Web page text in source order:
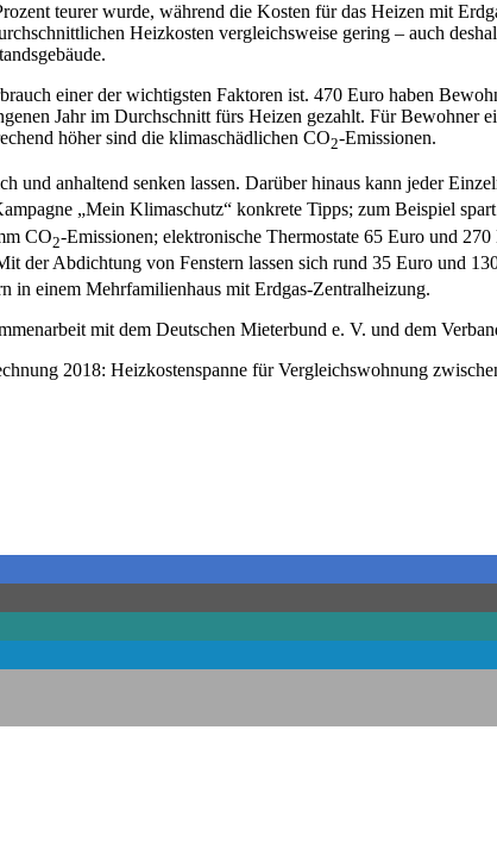
teurer wurde, während die Kosten für das Heizen mit
Heizkosten vergleichsweise gering – auch
einer der wichtigsten Faktoren ist. 470 Euro haben
Jahr im Durchschnitt fürs Heizen gezahlt. Für Bewohner
höher sind die klimaschädlichen CO2-Emissionen.
und anhaltend senken lassen. Darüber hinaus kann jeder
„Mein Klimaschutz“ konkrete Tipps; zum Beispiel
CO2-Emissionen; elektronische Thermostate 65 Euro und
der Abdichtung von Fenstern lassen sich rund 35 Euro und
in einem Mehrfamilienhaus mit Erdgas-Zentralheizung.
mit dem Deutschen Mieterbund e. V. und dem
2018: Heizkostenspanne für Vergleichswohnung